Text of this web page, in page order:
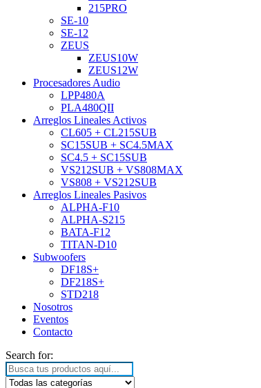
215PRO
SE-10
SE-12
ZEUS
ZEUS10W
ZEUS12W
Procesadores Audio
LPP480A
PLA480QII
Arreglos Lineales Activos
CL605 + CL215SUB
SC15SUB + SC4.5MAX
SC4.5 + SC15SUB
VS212SUB + VS808MAX
VS808 + VS212SUB
Arreglos Lineales Pasivos
ALPHA-F10
ALPHA-S215
BATA-F12
TITAN-D10
Subwoofers
DF18S+
DF218S+
STD218
Nosotros
Eventos
Contacto
Search for: